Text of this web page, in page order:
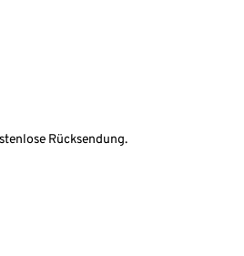
Rücksendung.